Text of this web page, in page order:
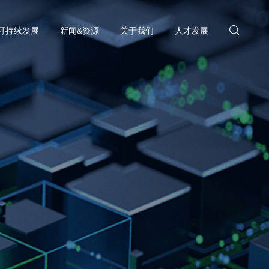
持续发展 新闻&资源 关于我们 人才发展